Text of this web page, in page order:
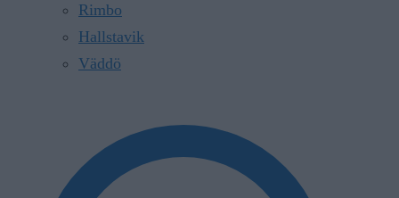
Rimbo
Hallstavik
Väddö